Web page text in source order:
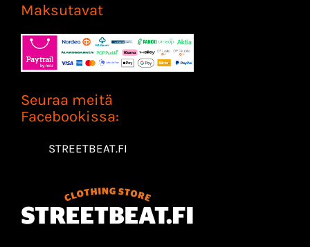
Maksutavat
Seuraa meitä
Facebookissa:
STREETBEAT.FI